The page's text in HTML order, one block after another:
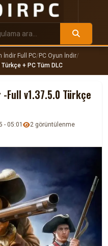
İndir Full PC/PC Oyun İndir/
+ PC Tüm DLC
Full v1.37.5.0 Türkçe
- 05:01
2 görüntülenme